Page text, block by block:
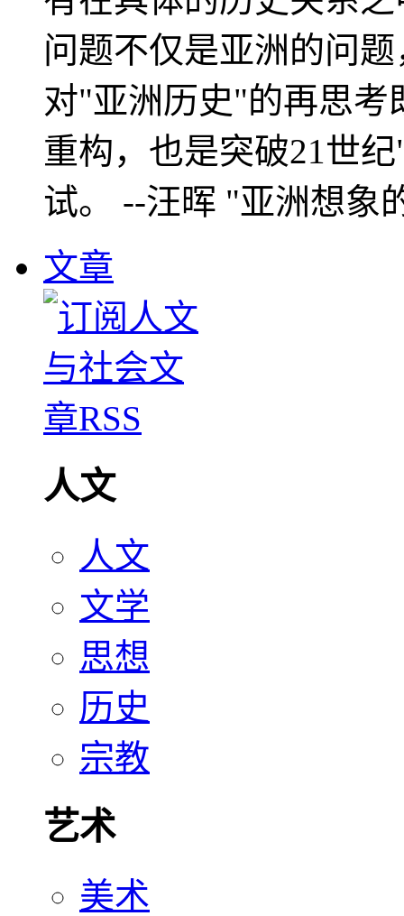
问题不仅是亚洲的问
对"亚洲历史"的再思考
重构，也是突破21世
试。 --汪晖 "亚洲想象
文章
人文
人文
文学
思想
历史
宗教
艺术
美术